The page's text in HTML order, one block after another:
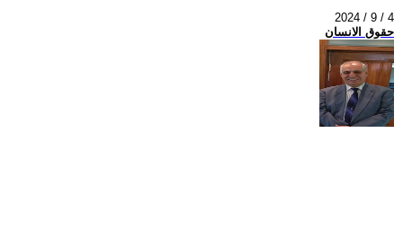
2024 / 9 / 4
حقوق الانسان